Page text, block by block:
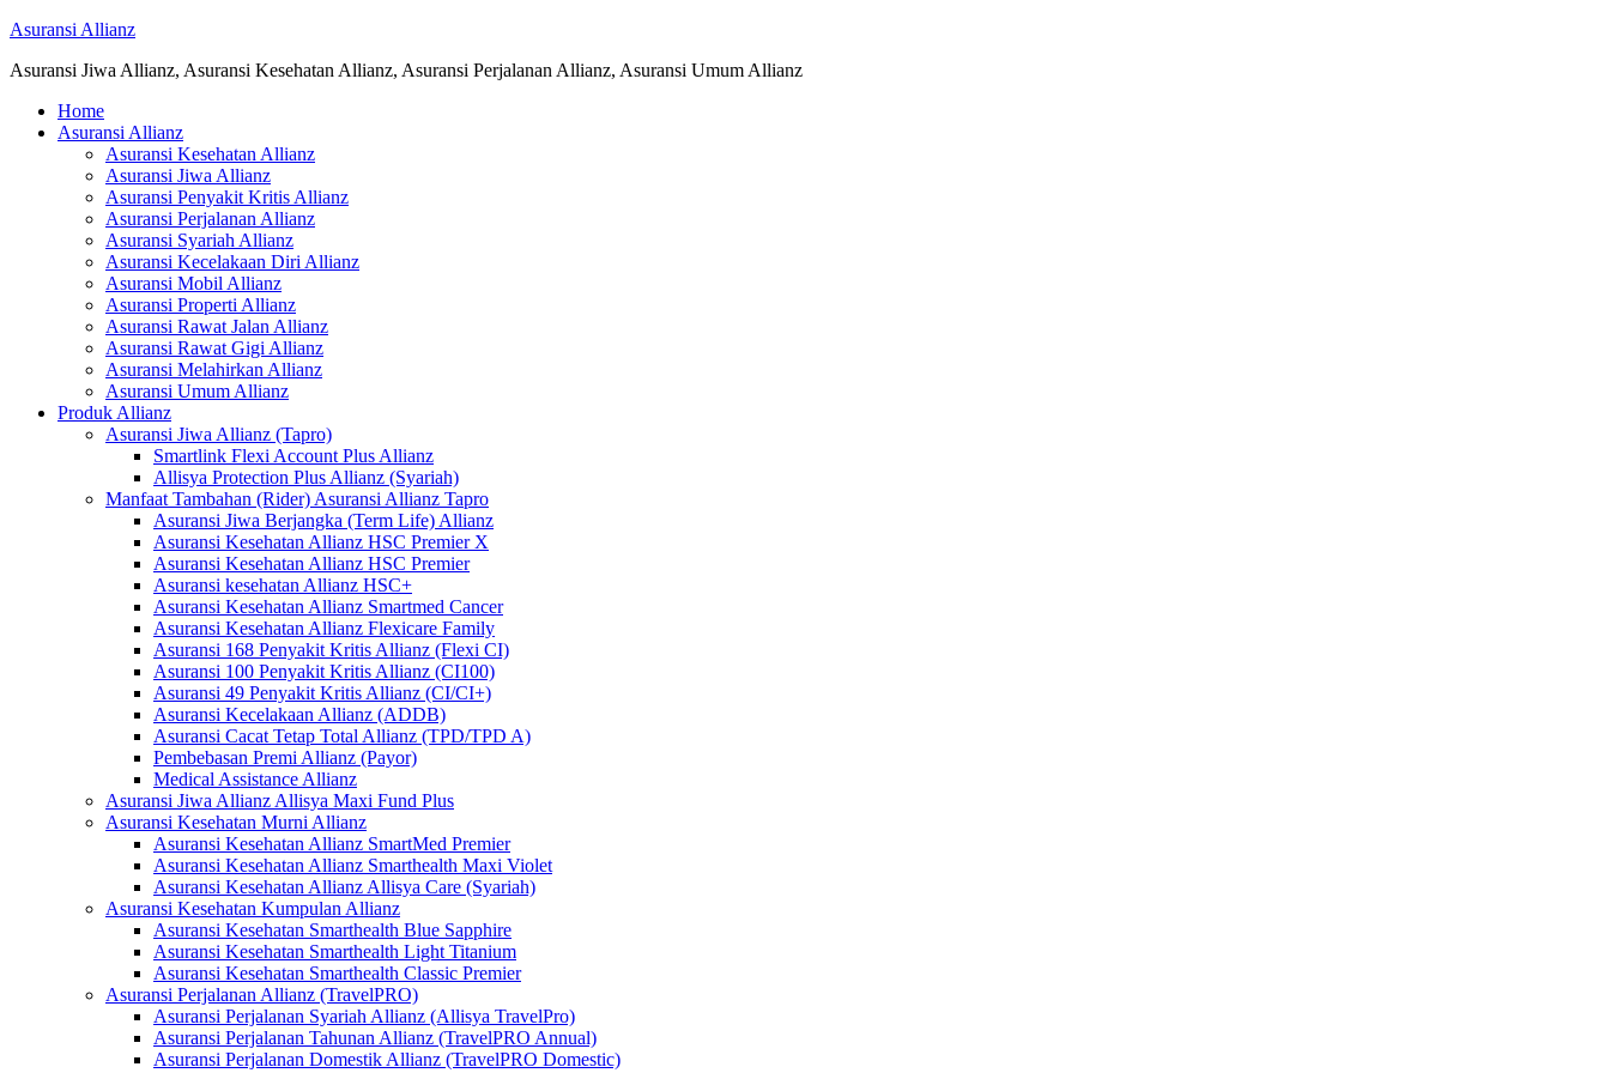
Asuransi Allianz
Asuransi Jiwa Allianz, Asuransi Kesehatan Allianz, Asuransi Perjalanan Allianz, Asuransi Umum Allianz
Home
Asuransi Allianz
Asuransi Kesehatan Allianz
Asuransi Jiwa Allianz
Asuransi Penyakit Kritis Allianz
Asuransi Perjalanan Allianz
Asuransi Syariah Allianz
Asuransi Kecelakaan Diri Allianz
Asuransi Mobil Allianz
Asuransi Properti Allianz
Asuransi Rawat Jalan Allianz
Asuransi Rawat Gigi Allianz
Asuransi Melahirkan Allianz
Asuransi Umum Allianz
Produk Allianz
Asuransi Jiwa Allianz (Tapro)
Smartlink Flexi Account Plus Allianz
Allisya Protection Plus Allianz (Syariah)
Manfaat Tambahan (Rider) Asuransi Allianz Tapro
Asuransi Jiwa Berjangka (Term Life) Allianz
Asuransi Kesehatan Allianz HSC Premier X
Asuransi Kesehatan Allianz HSC Premier
Asuransi kesehatan Allianz HSC+
Asuransi Kesehatan Allianz Smartmed Cancer
Asuransi Kesehatan Allianz Flexicare Family
Asuransi 168 Penyakit Kritis Allianz (Flexi CI)
Asuransi 100 Penyakit Kritis Allianz (CI100)
Asuransi 49 Penyakit Kritis Allianz (CI/CI+)
Asuransi Kecelakaan Allianz (ADDB)
Asuransi Cacat Tetap Total Allianz (TPD/TPD A)
Pembebasan Premi Allianz (Payor)
Medical Assistance Allianz
Asuransi Jiwa Allianz Allisya Maxi Fund Plus
Asuransi Kesehatan Murni Allianz
Asuransi Kesehatan Allianz SmartMed Premier
Asuransi Kesehatan Allianz Smarthealth Maxi Violet
Asuransi Kesehatan Allianz Allisya Care (Syariah)
Asuransi Kesehatan Kumpulan Allianz
Asuransi Kesehatan Smarthealth Blue Sapphire
Asuransi Kesehatan Smarthealth Light Titanium
Asuransi Kesehatan Smarthealth Classic Premier
Asuransi Perjalanan Allianz (TravelPRO)
Asuransi Perjalanan Syariah Allianz (Allisya TravelPro)
Asuransi Perjalanan Tahunan Allianz (TravelPRO Annual)
Asuransi Perjalanan Domestik Allianz (TravelPRO Domestic)